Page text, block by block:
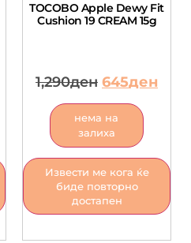
TOCOBO Apple Dewy Fit
Cushion 19 CREAM 15g
1,290ден 645ден
нема на
залиха
Извести ме кога ќе
биде повторно
достапен